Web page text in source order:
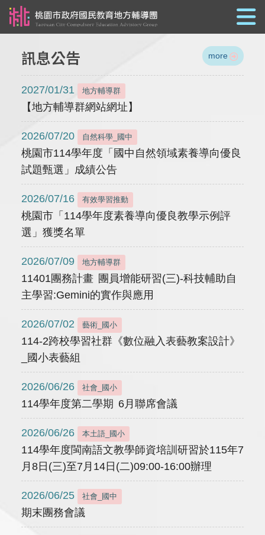
訊息公告 more
2027/01/31 地方輔導群
【地方輔導群網站網址】
2026/07/20 自然科學_國中
桃園市114學年度「國中自然領域素養導向優良
試題甄選」成績公告
2026/07/16 有效學習推動
桃園市「114學年度素養導向優良教學示例評
選」獲獎名單
2026/07/09 地方輔導群
11401團務計畫 團員增能研習(三)-科技輔助自
主學習:Gemini的實作與應用
2026/07/02 藝術_國小
114-2跨校學習社群《數位融入表藝教案設計》
_國小表藝組
2026/06/26 社會_國小
114學年度第二學期 6月聯席會議
2026/06/26 本土語_國小
114學年度閩南語文教學師資培訓研習於115年7
月8日(三)至7月14日(二)09:00-16:00辦理
2026/06/25 社會_國中
期末團務會議